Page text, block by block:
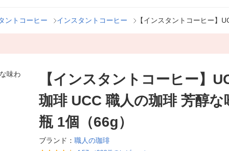
ントコーヒー インスタントコーヒー 【インスタントコーヒー】
【インスタントコーヒー】
珈琲 UCC 職人の珈琲 芳醇な
瓶 1個（66g）
ブランド： 職人の珈琲